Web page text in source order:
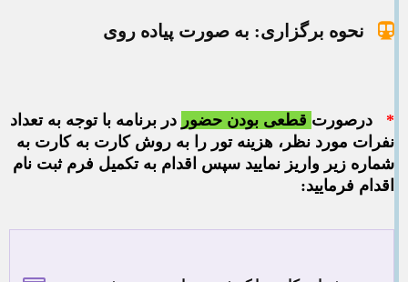
نحوه برگزاری: به صورت پیاده روی
* درصورت قطعی بودن حضور در برنامه با توجه به تعداد
نفرات مورد نظر، هزینه تور را به روش کارت به کارت به
شماره زیر واریز نمایید سپس اقدام به تکمیل فرم ثبت نام
اقدام فرمایید: